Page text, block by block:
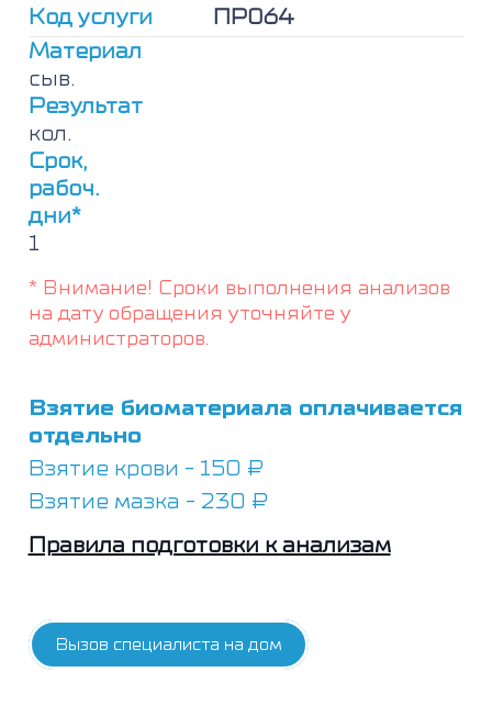
Код услуги
ПР064
Материал
сыв.
Результат
кол.
Срок,
рабоч.
дни*
1
* Внимание! Сроки выполнения анализов
на дату обращения уточняйте у
администраторов.
Взятие биоматериала оплачивается
отдельно
Взятие крови - 150 ₽
Взятие мазка - 230 ₽
Правила подготовки к анализам
Вызов специалиста на дом
+
ПСА